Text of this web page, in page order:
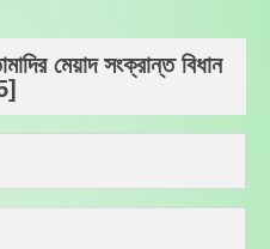
মেয়াদ সংক্রান্ত বিধান